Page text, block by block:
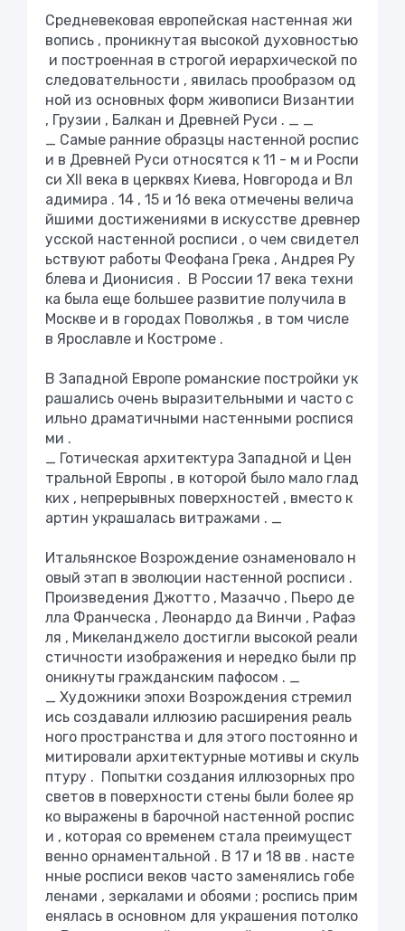
Средневековая европейская настенная жи
вопись , проникнутая высокой духовностью
и построенная в строгой иерархической по
следовательности , явилась прообразом од
ной из основных форм живописи Византии
, Грузии , Балкан и Древней Руси . _ _
_ Самые ранние образцы настенной роспис
и в Древней Руси относятся к 11 - м и Роспи
си XII века в церквях Киева, Новгорода и Вл
адимира . 14 , 15 и 16 века отмечены велича
йшими достижениями в искусстве древнер
усской настенной росписи , о чем свидетел
ьствуют работы Феофана Грека , Андрея Ру
блева и Дионисия . В России 17 века техни
ка была еще большее развитие получила в
Москве и в городах Поволжья , в том числе
в Ярославле и Костроме .
В Западной Европе романские постройки ук
рашались очень выразительными и часто с
ильно драматичными настенными роспися
ми .
_ Готическая архитектура Западной и Цен
тральной Европы , в которой было мало глад
ких , непрерывных поверхностей , вместо к
артин украшалась витражами . _
Итальянское Возрождение ознаменовало н
овый этап в эволюции настенной росписи .
Произведения Джотто , Мазаччо , Пьеро де
лла Франческа , Леонардо да Винчи , Рафаэ
ля , Микеланджело достигли высокой реали
стичности изображения и нередко были пр
оникнуты гражданским пафосом . _
_ Художники эпохи Возрождения стремил
ись создавали иллюзию расширения реаль
ного пространства и для этого постоянно и
митировали архитектурные мотивы и скуль
птуру . Попытки создания иллюзорных про
светов в поверхности стены были более яр
ко выражены в барочной настенной роспис
и , которая со временем стала преимущест
венно орнаментальной . В 17 и 18 вв . насте
нные росписи веков часто заменялись гобе
ленами , зеркалами и обоями ; роспись прим
енялась в основном для украшения потолко